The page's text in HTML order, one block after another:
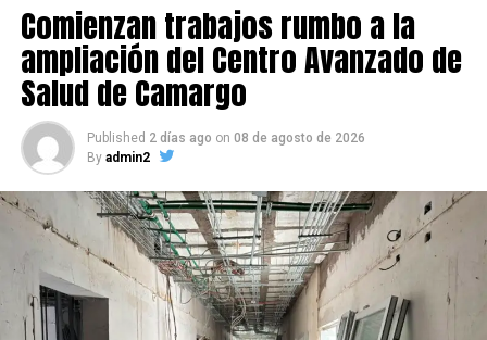
Comienzan trabajos rumbo a la
ampliación del Centro Avanzado de
Salud de Camargo
Published 2 días ago on 08 de agosto de 2026
By admin2